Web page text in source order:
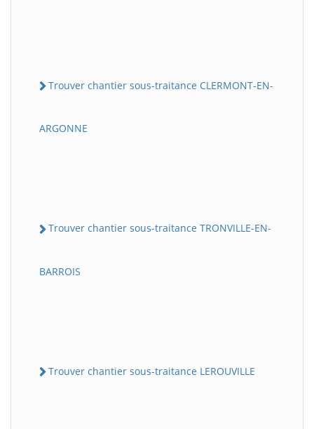
Trouver chantier sous-traitance CLERMONT-EN-
ARGONNE
Trouver chantier sous-traitance TRONVILLE-EN-
BARROIS
Trouver chantier sous-traitance LEROUVILLE